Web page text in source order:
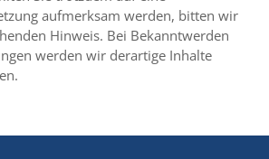
aufmerksam werden, bitten wir
Hinweis. Bei Bekanntwerden
werden wir derartige Inhalte